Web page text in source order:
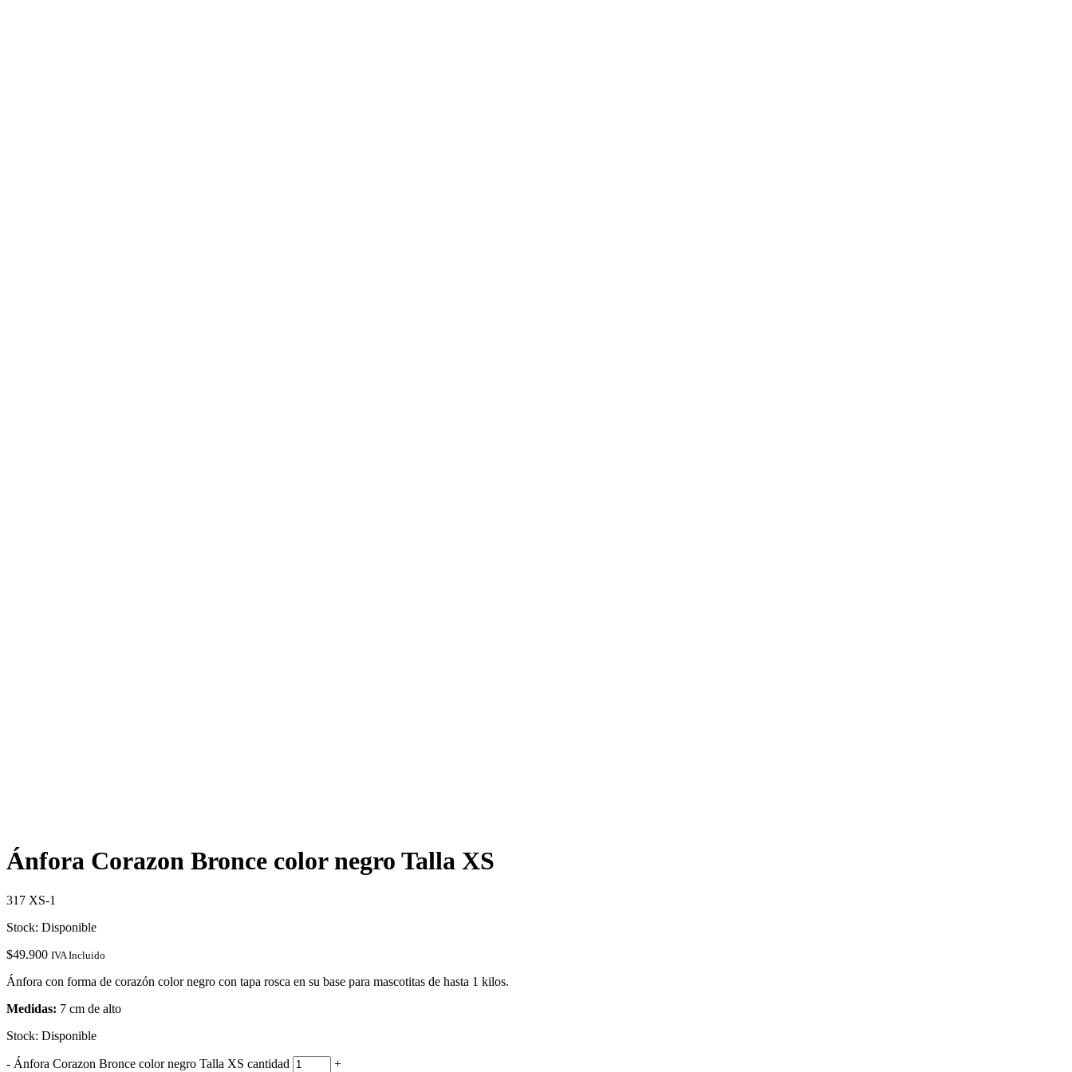
Ánfora Corazon Bronce color negro Talla XS
317 XS-1
Stock: Disponible
$49.900 IVA Incluido
Ánfora con forma de corazón color negro con tapa rosca en su base para mascotitas de hasta 1 kilos.
Medidas: 7 cm de alto
Stock: Disponible
- Ánfora Corazon Bronce color negro Talla XS cantidad +